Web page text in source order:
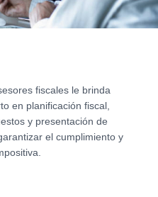
fiscales le brinda
en planificación fiscal,
y presentación de
el cumplimiento y